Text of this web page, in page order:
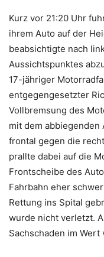
Kurz vor 21:20 Uhr
ihrem Auto auf der
beabsichtigte nach
Aussichtspunktes
17-jähriger
entgegengesetzter
Vollbremsung des
mit dem abbiegenden
frontal gegen die
prallte dabei auf die
Frontscheibe des
Fahrbahn eher
Rettung ins Spital
wurde nicht verletzt.
Sachschaden im Wert